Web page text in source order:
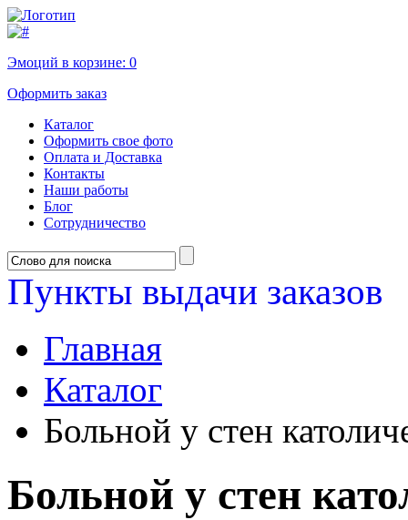
Эмоций в корзине: 0
Оформить заказ
Каталог
Оформить свое фото
Оплата и Доставка
Контакты
Наши работы
Блог
Сотрудничество
Пункты выдачи заказов
Главная
Каталог
Больной у стен
Больной у стен